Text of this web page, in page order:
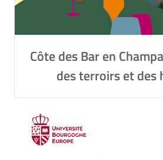
Côte des Bar en
des terroirs et des